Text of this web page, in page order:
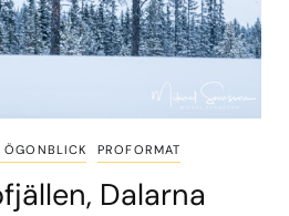
PROFORMAT
Dalarna